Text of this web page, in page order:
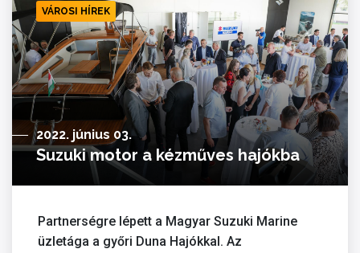
VÁROSI HÍREK
2022. június 03.
Suzuki motor a kézműves hajókba
Partnerségre lépett a Magyar Suzuki Marine
üzletága a győri Duna Hajókkal. Az